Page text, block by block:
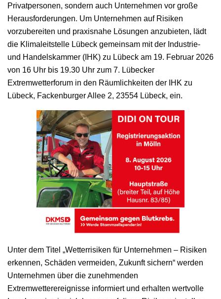
Privatpersonen, sondern auch Unternehmen vor große
Herausforderungen. Um Unternehmen auf Risiken
vorzubereiten und praxisnahe Lösungen anzubieten, lädt
die Klimaleitstelle Lübeck gemeinsam mit der Industrie-
und Handelskammer (IHK) zu Lübeck am 19. Februar 2026
von 16 Uhr bis 19.30 Uhr zum 7. Lübecker
Extremwetterforum in den Räumlichkeiten der IHK zu
Lübeck, Fackenburger Allee 2, 23554 Lübeck, ein.
Unter dem Titel „Wetterrisiken für Unternehmen – Risiken
erkennen, Schäden vermeiden, Zukunft sichern“ werden
Unternehmen über die zunehmenden
Extremwetterereignisse informiert und erhalten wertvolle